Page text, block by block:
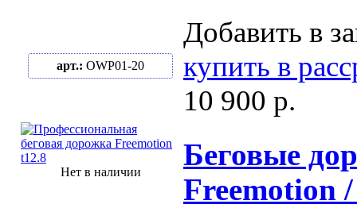
арт.: OWP01-20
Добавить в
купить в
10 900 р.
Нет в наличии
Беговые
Freemotion